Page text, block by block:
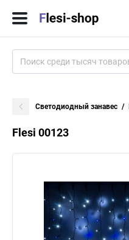
Светодиодный занавес
Flesi 00123